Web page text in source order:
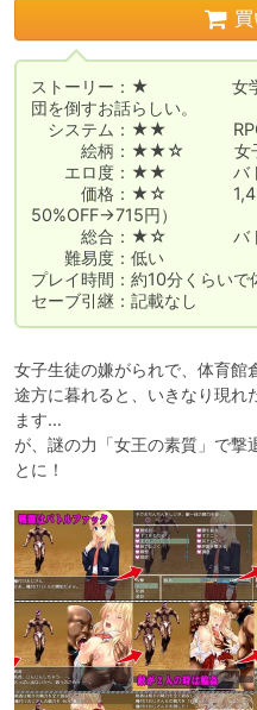
買
ストーリー：★　　　　　女
団を倒すお話らしい。
システム：★★　　　　
絵柄：★★☆　　　女
エロ度：★★　　　　バト
価格：★☆　　　　
50%OFF→715円）
総合：★☆　　　　バトル
難易度：低い
プレイ時間：約10分くらいで
セーブ引継：記載なし
女子生徒の嫌がられで、体育館
途方に暮れると、いきなり現れ
ます…
が、謎の力「女王の素質」で撃
とに！